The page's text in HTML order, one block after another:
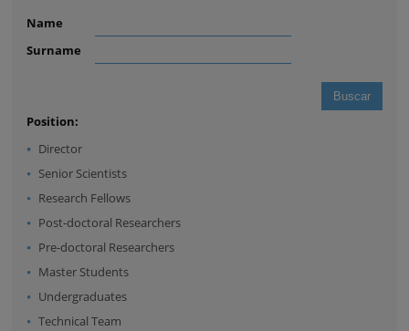
Name
Surname
Position:
Director
Senior Scientists
Research Fellows
Post-doctoral Researchers
Pre-doctoral Researchers
Master Students
Undergraduates
Technical Team